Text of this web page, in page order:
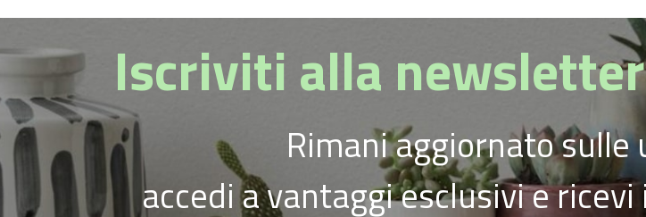
Iscriviti alla
Rimani aggiornato
accedi a vantaggi esclusivi e